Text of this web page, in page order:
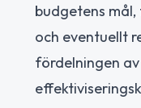
budgetens
och eventuellt
fördelningen